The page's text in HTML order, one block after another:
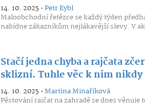
14. 10. 2025 •Petr Eybl
Maloobchodní řetězce se každý týden
nabídne zákazníkům nejlákavější slevy. V
Stačí jedna chyba a rajčata
sklizní. Tuhle věc k nim
14. 10. 2025 •Martina Minaříková
Pěstování rajčat na zahradě se dnes věnuje